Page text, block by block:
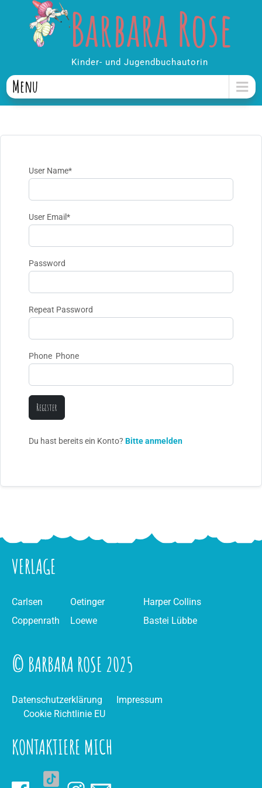
Barbara Rose
Kinder- und Jugendbuchautorin
Menu
User Name*
User Email*
Password
Repeat Password
Phone Phone
Register
Du hast bereits ein Konto? Bitte anmelden
VERLAGE
Carlsen
Coppenrath
Oetinger
Loewe
Harper Collins
Bastei Lübbe
© BARBARA ROSE 2025
Datenschutzerklärung
Impressum
Cookie Richtlinie EU
KONTAKTIERE MICH